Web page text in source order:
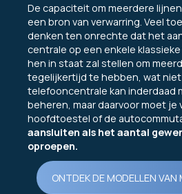
De capaciteit om meerdere
een bron van verwarring. Veel
denken ten onrechte dat het
centrale op een enkele
hen in staat zal stellen om
tegelijkertijd te hebben, wat niet
telefooncentrale kan inderdaad
beheren, maar daarvoor moet je
hoofdtoestel of de
aansluiten als het aantal
oproepen.
ONTDEK DE MODELLEN